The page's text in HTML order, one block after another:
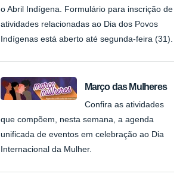
o Abril Indígena. Formulário para inscrição de
atividades relacionadas ao Dia dos Povos
Indígenas está aberto até segunda-feira (31).
Março das Mulheres
Confira as atividades
que compõem, nesta semana, a agenda
unificada de eventos em celebração ao Dia
Internacional da Mulher.